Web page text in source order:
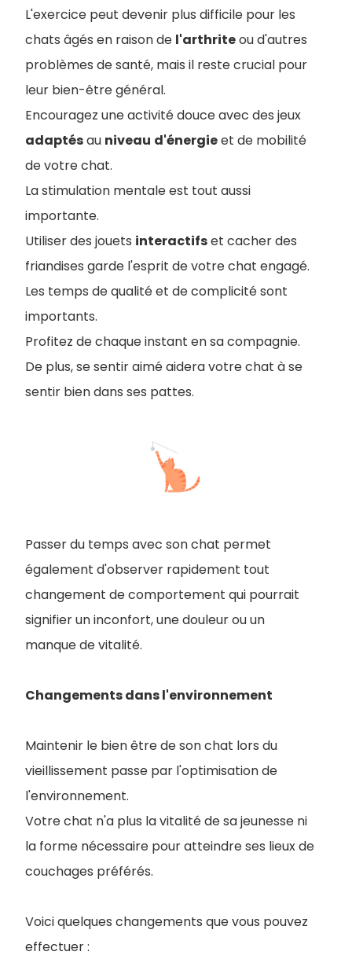
L'exercice peut devenir plus difficile pour les
chats âgés en raison de l'arthriteou d'autres
problèmes de santé, mais il reste crucial pour
leur bien-être général.
Encouragez une activité douce avec des jeux
adaptésau niveau d'énergieet de mobilité
de votre chat.
La stimulation mentale est tout aussi
importante.
Utiliser des jouets interactifset cacher des
friandises garde l'esprit de votre chat engagé.
Les temps de qualité et de complicité sont
importants.
Profitez de chaque instant en sa compagnie.
De plus, se sentir aimé aidera votre chat à se
sentir bien dans ses pattes.
Passer du temps avec son chat permet
également d'observer rapidement tout
changement de comportement qui pourrait
signifier un inconfort, une douleur ou un
manque de vitalité.
Changements dans l'environnement
Maintenir le bien être de son chat lors du
vieillissement passe par l'optimisation de
l'environnement.
Votre chat n'a plus la vitalité de sa jeunesse ni
la forme nécessaire pour atteindre ses lieux de
couchages préférés.
Voici quelques changements que vous pouvez
effectuer :